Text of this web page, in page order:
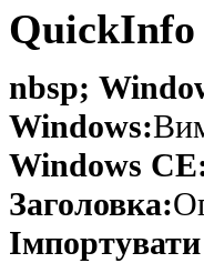
QuickInfo
nbsp;
Windows:
Windows
Заголовка:
Імпортувати